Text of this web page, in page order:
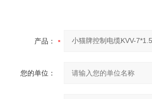
产品：
您的单位：